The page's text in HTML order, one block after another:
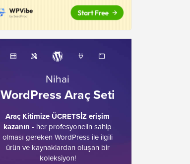
Nihai
WordPress Araç Seti
Araç Kitimize ÜCRETSİZ erişim
kazanın - her profesyonelin sahip
olması gereken WordPress ile ilgili
ürün ve kaynaklardan oluşan bir
koleksiyon!